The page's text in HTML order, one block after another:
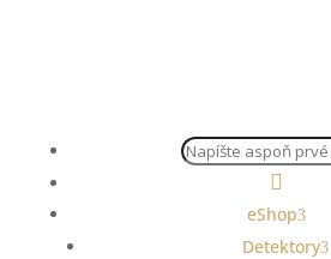
Products

eShop
Detektory